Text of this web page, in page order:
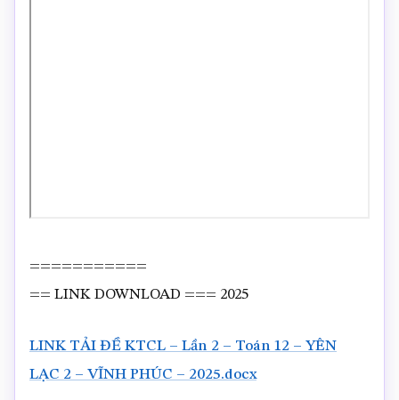
===========
== LINK DOWNLOAD === 2025
LINK TẢI ĐỀ KTCL – Lần 2 – Toán 12 – YÊN
LẠC 2 – VĨNH PHÚC – 2025.docx